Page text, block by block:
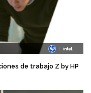
de trabajo Z by HP